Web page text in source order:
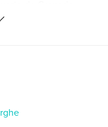
sa prise par les
achève ce